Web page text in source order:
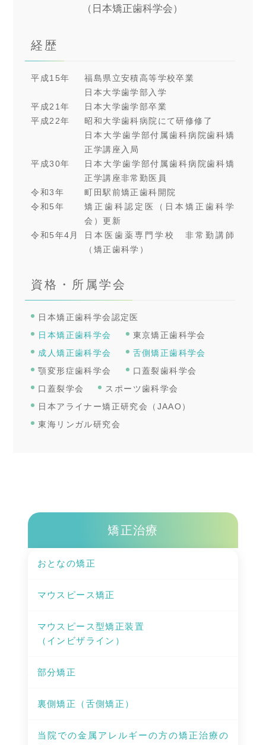
（日本矯正歯科学会）
経歴
平成15年
福島県立安積高等学校卒業
日本大学歯学部入学
平成21年
日本大学歯学部卒業
平成22年
昭和大学歯科病院にて研修修了
日本大学歯学部付属歯科病院歯科矯
正学講座入局
平成30年
日本大学歯学部付属歯科病院歯科矯
正学講座非常勤医員
令和3年
町田駅前矯正歯科開院
令和5年
矯正歯科認定医（日本矯正歯科学
会）更新
令和5年4月
日本医歯薬専門学校 非常勤講師
（矯正歯科学）
資格・所属学会
日本矯正歯科学会認定医
日本矯正歯科学会
東京矯正歯科学会
成人矯正歯科学会
舌側矯正歯科学会
顎変形症歯科学会
口蓋裂歯科学会
口蓋裂学会
スポーツ歯科学会
日本アライナー矯正研究会（JAAO）
東海リンガル研究会
矯正治療
おとなの矯正
マウスピース矯正
マウスピース型矯正装置
（インビザライン）
部分矯正
裏側矯正（舌側矯正）
当院での金属アレルギーの方の矯正治療の